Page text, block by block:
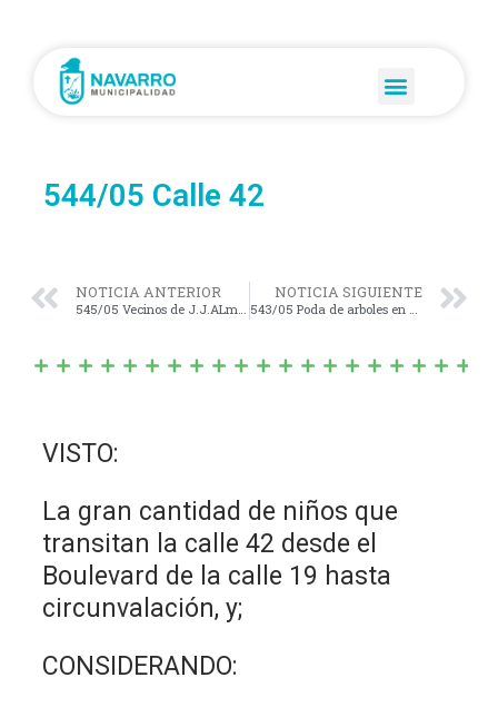
544/05 Calle 42
NOTICIA ANTERIOR
545/05 Vecinos de J.J.ALmeyra
NOTICIA SIGUIENTE
543/05 Poda de arboles en calle 12 e/ 117y 119
VISTO:
La gran cantidad de niños que
transitan la calle 42 desde el
Boulevard de la calle 19 hasta
circunvalación, y;
CONSIDERANDO: